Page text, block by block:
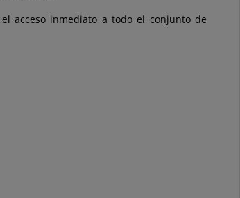
acceso inmediato a todo el conjunto de